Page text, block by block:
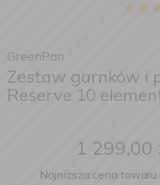
GreenPan
Zestaw garnków i
Reserve 10
1 299,00
Najniższa cena